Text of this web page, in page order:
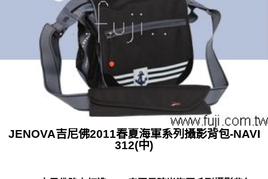
JENOVA吉尼佛2011春夏海軍系列攝影背包-NAVI
312(中)